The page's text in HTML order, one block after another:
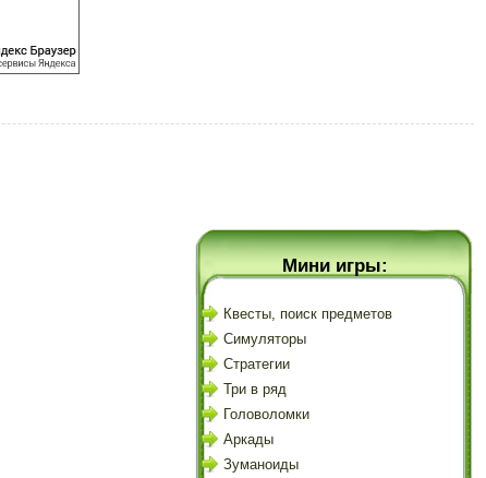
Мини игры:
Квесты, поиск предметов
Симуляторы
Стратегии
Три в ряд
Головоломки
Аркады
Зуманоиды